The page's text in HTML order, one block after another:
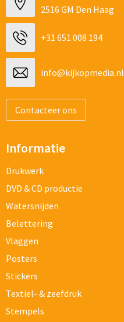
2516 GM Den Haag
+31 651 008 194
info@kijkopmedia.nl
Contacteer ons
Informatie
Drukwerk
DVD & CD productie
Watersnijden
Belettering
Vlaggen
Posters
Stickers
Textiel- & zeefdruk
Stempels